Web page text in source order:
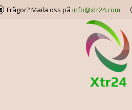
Frågor? Maila oss på info@xtr24.com